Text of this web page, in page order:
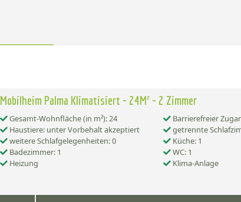
Mobilheim Palma Klimatisiert - 24M² - 2 Zimmer
Gesamt-Wohnfläche (in m²): 24
Barrierefreier
Haustiere: unter Vorbehalt akzeptiert
getrennte
weitere Schlafgelegenheiten: 0
Küche: 1
Badezimmer: 1
WC: 1
Heizung
Klima-Anlage